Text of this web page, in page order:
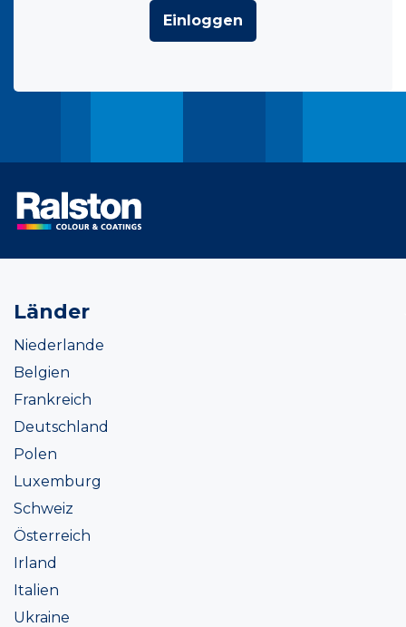
Einloggen
Länder
Niederlande
Belgien
Frankreich
Deutschland
Polen
Luxemburg
Schweiz
Österreich
Irland
Italien
Ukraine